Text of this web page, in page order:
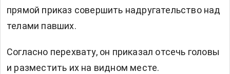
прямой приказ совершить надругательство над
телами павших.
Согласно перехвату, он приказал отсечь головы
и разместить их на видном месте.